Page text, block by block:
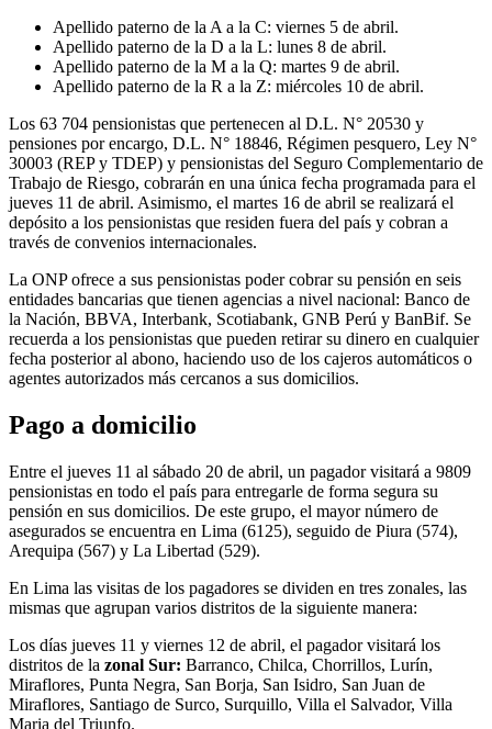
Apellido paterno de la A a la C: viernes 5 de abril.
Apellido paterno de la D a la L: lunes 8 de abril.
Apellido paterno de la M a la Q: martes 9 de abril.
Apellido paterno de la R a la Z: miércoles 10 de abril.
Los 63 704 pensionistas que pertenecen al D.L. N° 20530 y
pensiones por encargo, D.L. N° 18846, Régimen pesquero, Ley N°
30003 (REP y TDEP) y pensionistas del Seguro Complementario de
Trabajo de Riesgo, cobrarán en una única fecha programada para el
jueves 11 de abril. Asimismo, el martes 16 de abril se realizará el
depósito a los pensionistas que residen fuera del país y cobran a
través de convenios internacionales.
La ONP ofrece a sus pensionistas poder cobrar su pensión en seis
entidades bancarias que tienen agencias a nivel nacional: Banco de
la Nación, BBVA, Interbank, Scotiabank, GNB Perú y BanBif. Se
recuerda a los pensionistas que pueden retirar su dinero en cualquier
fecha posterior al abono, haciendo uso de los cajeros automáticos o
agentes autorizados más cercanos a sus domicilios.
Pago a domicilio
Entre el jueves 11 al sábado 20 de abril, un pagador visitará a 9809
pensionistas en todo el país para entregarle de forma segura su
pensión en sus domicilios. De este grupo, el mayor número de
asegurados se encuentra en Lima (6125), seguido de Piura (574),
Arequipa (567) y La Libertad (529).
En Lima las visitas de los pagadores se dividen en tres zonales, las
mismas que agrupan varios distritos de la siguiente manera:
Los días jueves 11 y viernes 12 de abril, el pagador visitará los
distritos de la zonal Sur: Barranco, Chilca, Chorrillos, Lurín,
Miraflores, Punta Negra, San Borja, San Isidro, San Juan de
Miraflores, Santiago de Surco, Surquillo, Villa el Salvador, Villa
Maria del Triunfo.